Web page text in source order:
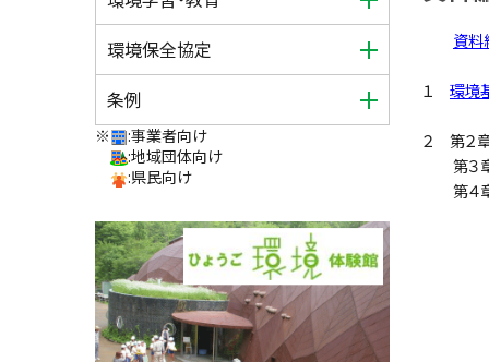
環境保全協定
条例
※
:事業者向け
:地域団体向け
:県民向け
資料
１ 環境
２ 第
第
第